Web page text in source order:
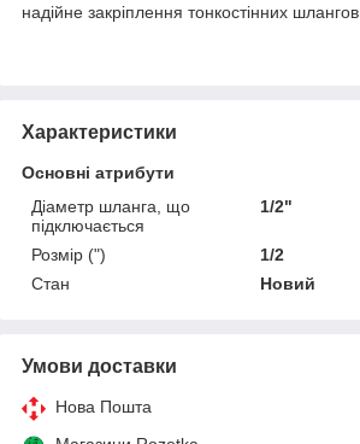
надійне закріплення тонкостінних шлангов.
Характеристики
Основні атрибути
Діаметр шланга, що
підключається
1/2"
Розмір (")
1/2
Стан
Новий
Умови доставки
Нова Пошта